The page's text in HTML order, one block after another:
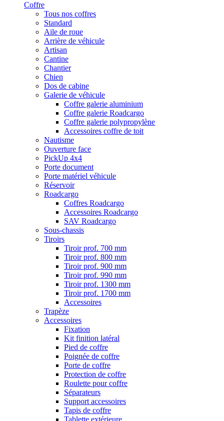
Coffre
Tous nos coffres
Standard
Aile de roue
Arrière de véhicule
Artisan
Cantine
Chantier
Chien
Dos de cabine
Galerie de véhicule
Coffre galerie aluminium
Coffre galerie Roadcargo
Coffre galerie polypropylène
Accessoires coffre de toit
Nautisme
Ouverture face
PickUp 4x4
Porte document
Porte matériel véhicule
Réservoir
Roadcargo
Coffres Roadcargo
Accessoires Roadcargo
SAV Roadcargo
Sous-chassis
Tiroirs
Tiroir prof. 700 mm
Tiroir prof. 800 mm
Tiroir prof. 900 mm
Tiroir prof. 990 mm
Tiroir prof. 1300 mm
Tiroir prof. 1700 mm
Accessoires
Trapèze
Accessoires
Fixation
Kit finition latéral
Pied de coffre
Poignée de coffre
Porte de coffre
Protection de coffre
Roulette pour coffre
Séparateurs
Support accessoires
Tapis de coffre
Tablette extérieure